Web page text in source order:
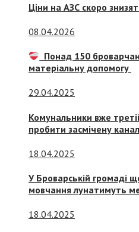
Ціни на АЗС скоро
08.04.2026
Понад 150
матеріальну допомогу
29.04.2025
Комунальники вже
пробити засмічену
18.04.2025
У Броварській громаді
мовчання лунатимуть
18.04.2025